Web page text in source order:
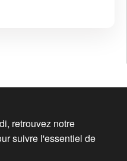
retrouvez notre
suivre l'essentiel de